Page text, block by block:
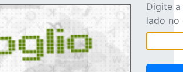
Digite
lado no